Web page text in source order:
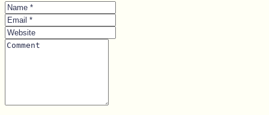
Name
*Email
*Website
Comment